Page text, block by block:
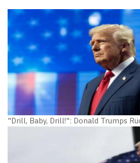
"Drill, Baby, Drill!": Donald Trumps